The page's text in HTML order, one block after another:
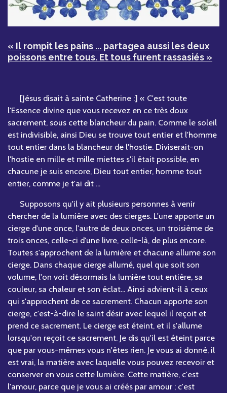
« Il rompit les pains ... partagea aussi les deux
poissons entre tous. Et tous furent rassasiés »
[Jésus disait à sainte Catherine :] « C'est toute
l'Essence divine que vous recevez en ce très doux
sacrement, sous cette blancheur du pain. Comme le soleil
est indivisible, ainsi Dieu se trouve tout entier et l'homme
tout entier dans la blancheur de l'hostie. Diviserait-on
l'hostie en mille et mille miettes s'il était possible, en
chacune je suis encore, Dieu tout entier, homme tout
entier, comme je t'ai dit ...
Supposons qu'il y ait plusieurs personnes à venir
chercher de la lumière avec des cierges. L'une apporte un
cierge d'une once, l'autre de deux onces, un troisième de
trois onces, celle-ci d'une livre, celle-là, de plus encore.
Toutes s'approchent de la lumière et chacune allume son
cierge. Dans chaque cierge allumé, quel que soit son
volume, l'on voit désormais la lumière tout entière, sa
couleur, sa chaleur et son éclat... Ainsi advient-il à ceux
qui s'approchent de ce sacrement. Chacun apporte son
cierge, c'est-à-dire le saint désir avec lequel il reçoit et
prend ce sacrement. Le cierge est éteint, et il s'allume
lorsqu'on reçoit ce sacrement. Je dis qu'il est éteint parce
que par vous-mêmes vous n'êtes rien. Je vous ai donné, il
est vrai, la matière avec laquelle vous pouvez recevoir et
conserver en vous cette lumière. Cette matière, c'est
l'amour, parce que je vous ai créés par amour ; c'est